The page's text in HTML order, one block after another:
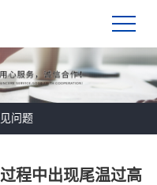
问题
程中出现尾温过高